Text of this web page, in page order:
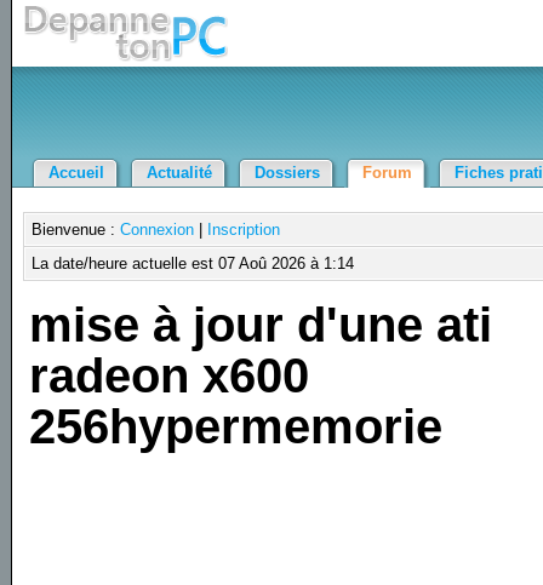
Accueil Actualité Dossiers Forum Fiches
Bienvenue :Connexion
Inscription
La date/heure actuelle est 07 Aoû 2026 à 1:14
mise à jour d'une ati
radeon x600
256hypermemorie